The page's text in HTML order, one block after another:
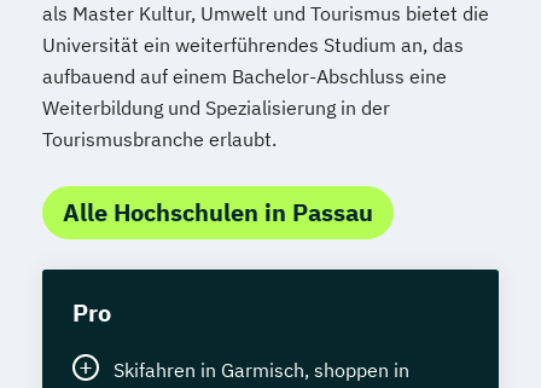
als Master Kultur, Umwelt und Tourismus bietet die
Universität ein weiterführendes Studium an, das
aufbauend auf einem Bachelor-Abschluss eine
Weiterbildung und Spezialisierung in der
Tourismusbranche erlaubt.
Alle Hochschulen in Passau
Pro
Skifahren in Garmisch, shoppen in